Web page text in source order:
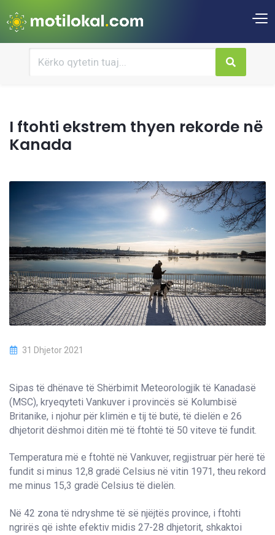
I ftohti ekstrem thyen rekorde në
Kanada
31 Dhjetor 2021
Sipas të dhënave të Shërbimit Meteorologjik të Kanadasë
(MSC), kryeqyteti Vankuver i provincës së Kolumbisë
Britanike, i njohur për klimën e tij të butë, të dielën e 26
dhjetorit dëshmoi ditën më të ftohtë të 50 viteve të fundit.
Temperatura më e ftohtë në Vankuver, regjistruar për herë të
fundit si minus 12,8 gradë Celsius në vitin 1971, theu rekord
me minus 15,3 gradë Celsius të dielën.
Në 42 zona të ndryshme të së njëjtës province, i ftohti
ngrirës që ishte efektiv midis 27-28 dhjetorit, shkaktoi